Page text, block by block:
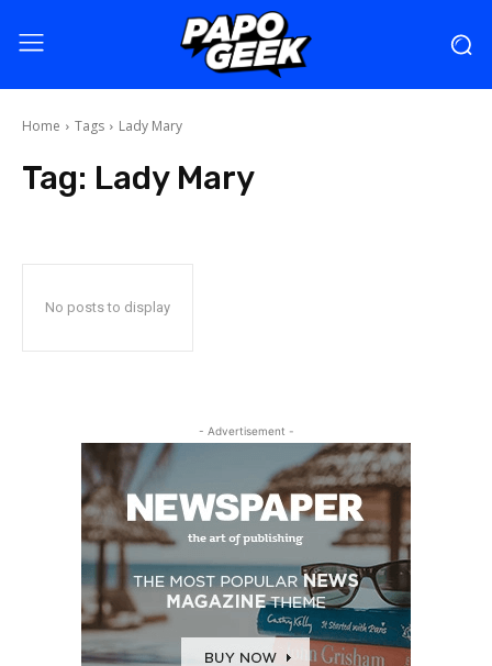
Home Tags Lady Mary
Tag: Lady Mary
No posts to display
- Advertisement -